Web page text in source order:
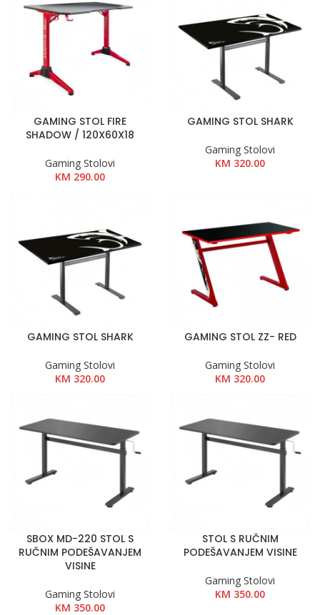
GAMING STOL FIRE
SHADOW / 120X60X18
Gaming Stolovi
KM 290.00
GAMING STOL SHARK
Gaming Stolovi
KM 320.00
GAMING STOL SHARK
Gaming Stolovi
KM 320.00
GAMING STOL ZZ- RED
Gaming Stolovi
KM 320.00
SBOX MD-220 STOL S
RUČNIM PODEŠAVANJEM
VISINE
Gaming Stolovi
KM 350.00
STOL S RUČNIM
PODEŠAVANJEM VISINE
Gaming Stolovi
KM 350.00